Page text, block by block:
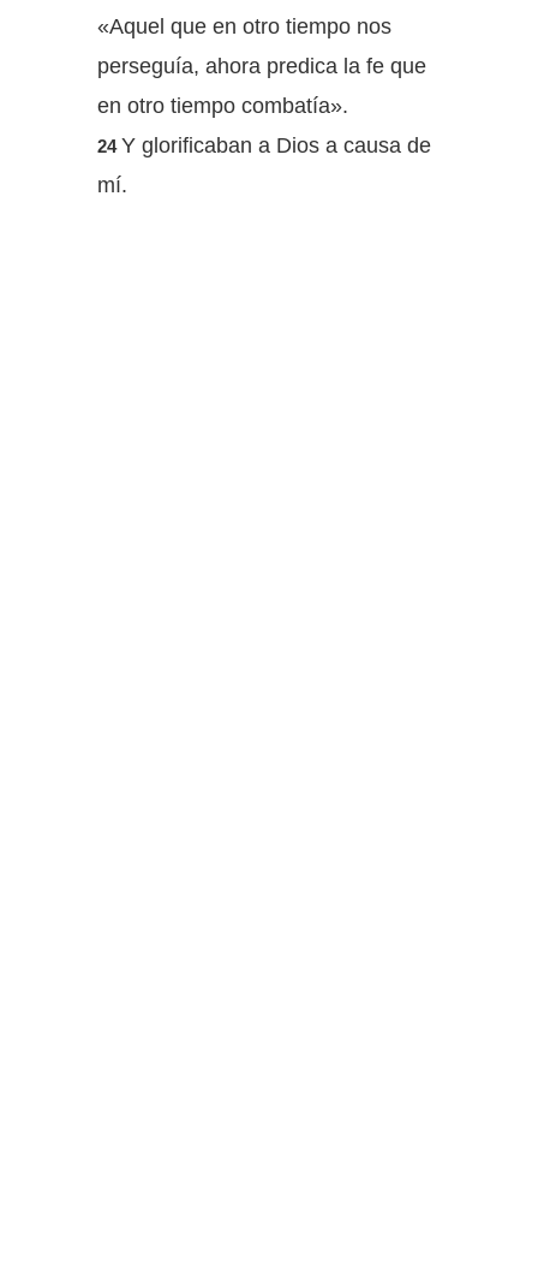
«Aquel que en otro tiempo nos
perseguía, ahora predica la fe que
en otro tiempo combatía».
24Y glorificaban a Dios a causa de
mí.